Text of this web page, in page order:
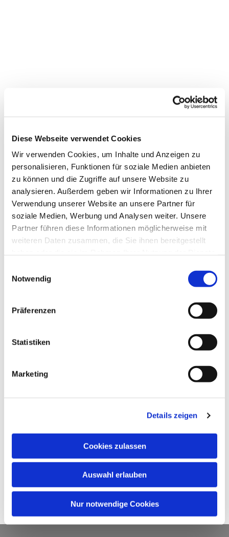
Diese Webseite verwendet Cookies
Wir verwenden Cookies, um Inhalte und Anzeigen zu
personalisieren, Funktionen für soziale Medien anbieten
zu können und die Zugriffe auf unsere Website zu
analysieren. Außerdem geben wir Informationen zu Ihrer
Verwendung unserer Website an unsere Partner für
soziale Medien, Werbung und Analysen weiter. Unsere
Partner führen diese Informationen möglicherweise mit
weiteren Daten zusammen, die Sie ihnen bereitgestellt
Notwendig
Präferenzen
Statistiken
Marketing
Details zeigen
Cookies zulassen
Auswahl erlauben
Nur notwendige Cookies
Dies könnte Sie auch
interessieren